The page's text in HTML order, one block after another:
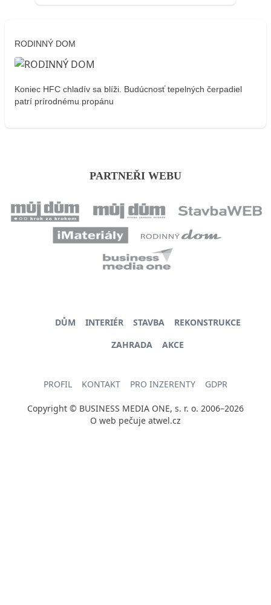
RODINNÝ DOM
Koniec HFC chladív sa blíži. Budúcnosť tepelných čerpadiel
patrí prírodnému propánu
PARTNEŘI WEBU
DŮM INTERIÉR STAVBA
REKONSTRUKCE
ZAHRADA
AKCE
PROFIL KONTAKT PRO INZERENTY GDPR
Copyright © BUSINESS MEDIA ONE, s. r. o. 2006–2026